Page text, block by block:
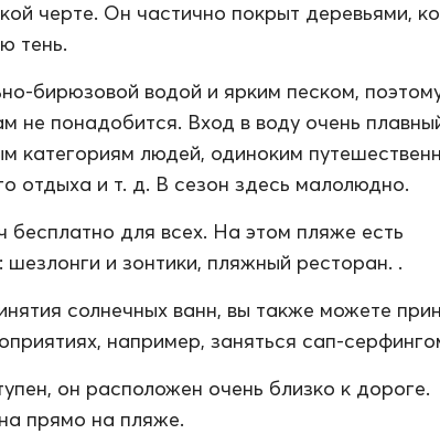
черте. Он частично покрыт деревьями,
тень.
бирюзовой водой и ярким песком,
не понадобится. Вход в воду очень
категориям людей, одиноким
отдыха и т. д. В сезон здесь малолюдно.
для всех. На этом пляже есть
и зонтики, пляжный ресторан. .
солнечных ванн, вы также можете
например, заняться сап-
он расположен очень близко к дороге.
прямо на пляже.